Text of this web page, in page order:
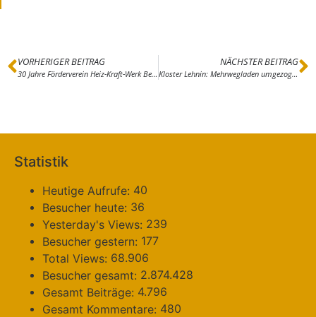
VORHERIGER BEITRAG
30 Jahre Förderverein Heiz-Kraft-Werk Beelitz-Heilstätten e.V.
NÄCHSTER BEITRAG
Kloster Lehnin: Mehrwegladen umgezogen – Immer weniger Einwohner
Statistik
Heutige Aufrufe: 40
Besucher heute: 36
Yesterday's Views: 239
Besucher gestern: 177
Total Views: 68.906
Besucher gesamt: 2.874.428
Gesamt Beiträge: 4.796
Gesamt Kommentare: 480